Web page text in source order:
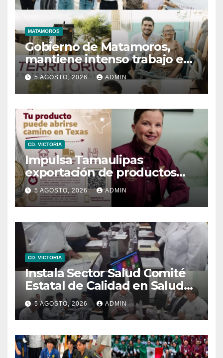
MATAMOROS
Gobierno de Matamoros,
mantiene intenso trabajo en
territorio
5 AGOSTO, 2026 ADMIN
CD. VICTORIA
Impulsa Tamaulipas
exportación de productos
locales con programa “De
Tamaulipas para Texas,
exportar también es para ti”
5 AGOSTO, 2026 ADMIN
CD. VICTORIA
Instala Sector Salud Comité
Estatal de Calidad en Salud
para garantizar un trato
digno y humanitario a los
pacientes
5 AGOSTO, 2026 ADMIN